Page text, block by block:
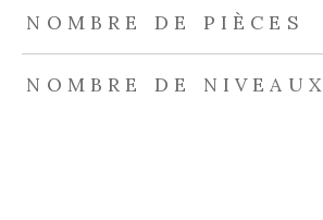
NOMBRE DE PIÈCES
NOMBRE DE NIVEAUX